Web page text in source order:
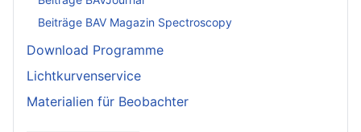
Beiträge BAV Magazin Spectroscopy
Download Programme
Lichtkurvenservice
Materialien für Beobachter